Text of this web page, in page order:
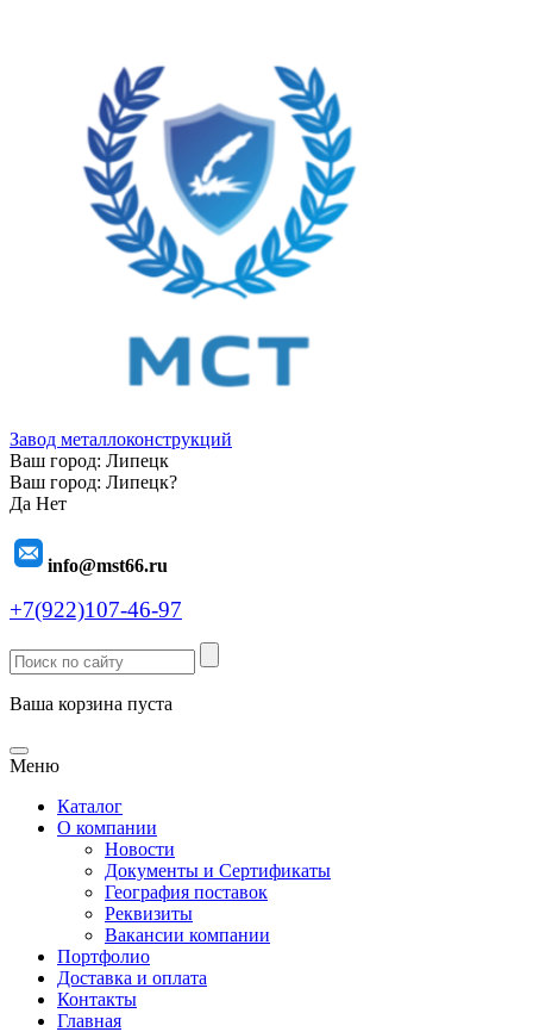
Завод металлоконструкций
Ваш город: Липецк
Ваш город: Липецк?
Да Нет
info@mst66.ru
+7(922)107-46-97
Ваша корзина пуста
Меню
Каталог
О компании
Новости
Документы и Сертификаты
География поставок
Реквизиты
Вакансии компании
Портфолио
Доставка и оплата
Контакты
Главная